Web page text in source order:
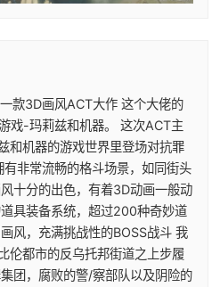
款3D画风ACT大作 这个大佬的
戏-玛莉兹和机器。 这次ACT主
和机器的游戏世界里登场对抗罪
非常流畅的格斗场景，如同街头
十分的出色，有着3D动画一般动
具装备系统，超过200种奇妙道
风，充满挑战性的BOSS战斗 我
伦都市的反乌托邦街道之上步履
团，腐败的警/察部队以及阴险的